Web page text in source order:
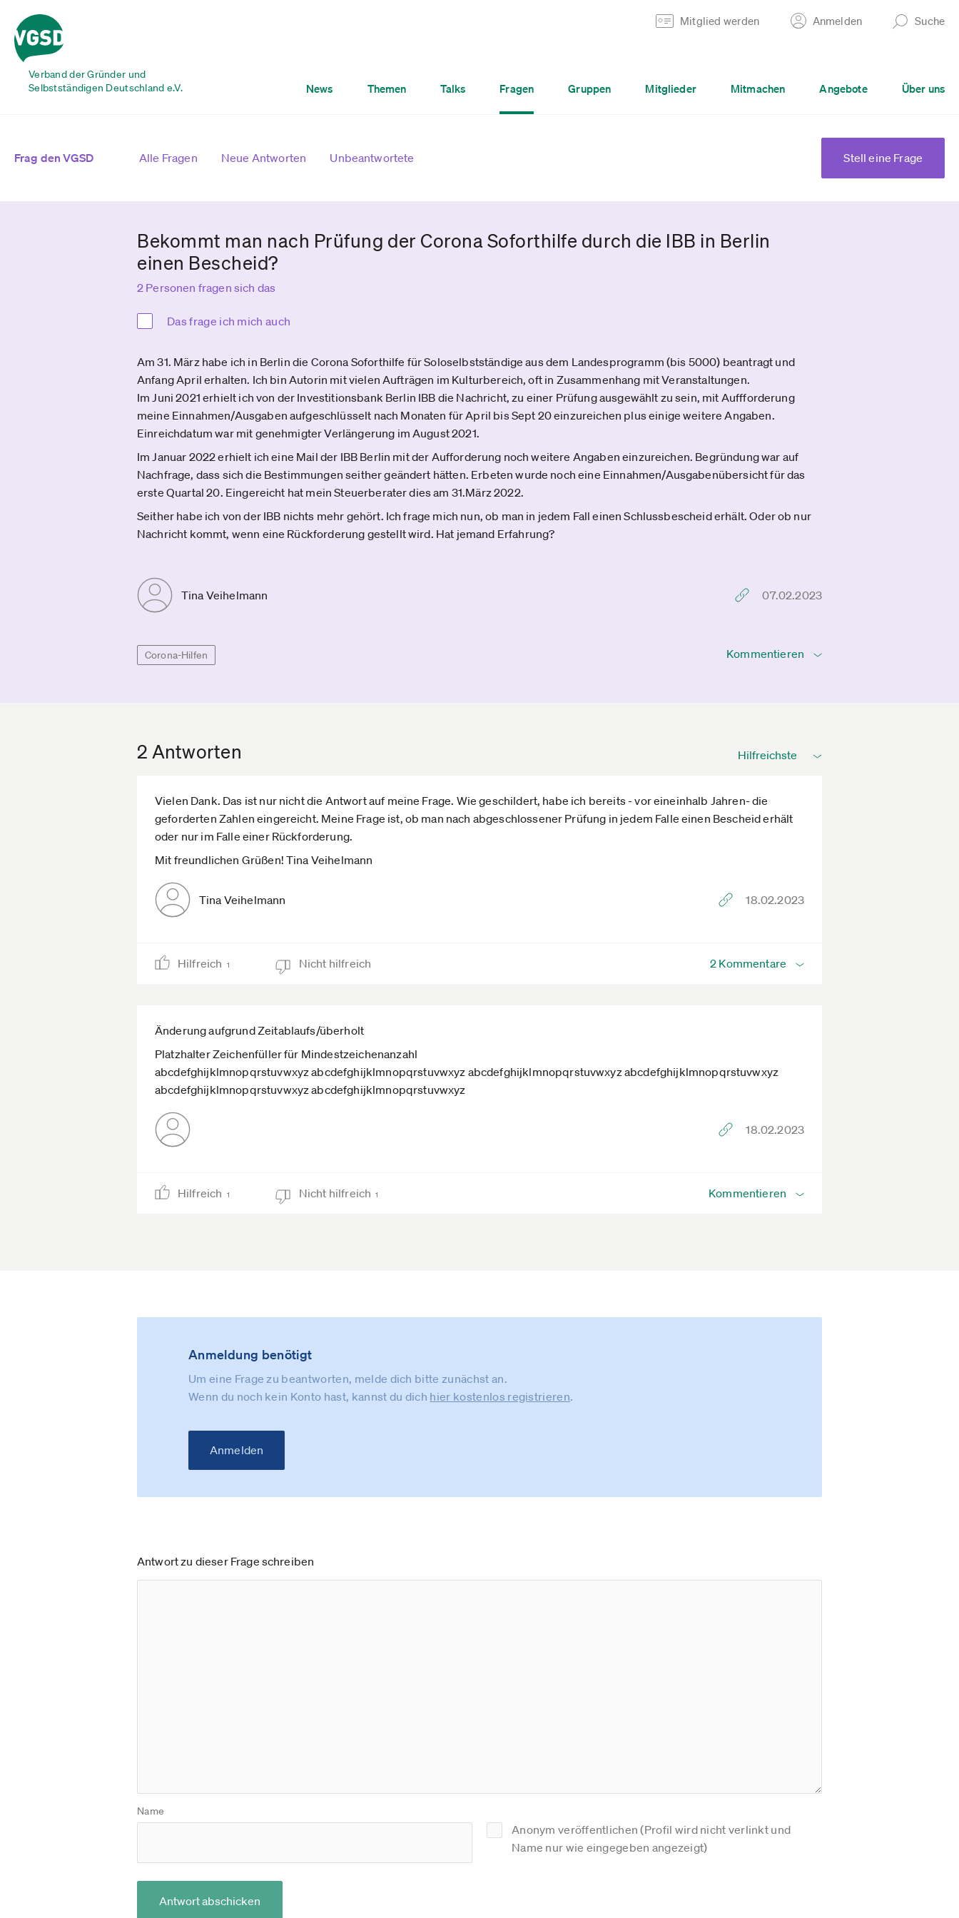
Verband der Gründer und
Selbstständigen Deutschland e.V.
Mitglied werden Anmelden Suche
News Themen Talks Fragen Gruppen Mitglieder Mitmachen Angebote Über uns
Frag den VGSD Alle Fragen Neue Antworten Unbeantwortete Stell eine Frage
Bekommt man nach Prüfung der Corona Soforthilfe durch die IBB in Berlin
einen Bescheid?
2 Personen fragen sich das
Das frage ich mich auch
Am 31. März habe ich in Berlin die Corona Soforthilfe für Soloselbstständige aus dem Landesprogramm (bis 5000) beantragt und
Anfang April erhalten. Ich bin Autorin mit vielen Aufträgen im Kulturbereich, oft in Zusammenhang mit Veranstaltungen.
Im Juni 2021 erhielt ich von der Investitionsbank Berlin IBB die Nachricht, zu einer Prüfung ausgewählt zu sein, mit Auffforderung
meine Einnahmen/Ausgaben aufgeschlüsselt nach Monaten für April bis Sept 20 einzureichen plus einige weitere Angaben.
Einreichdatum war mit genehmigter Verlängerung im August 2021.
Im Januar 2022 erhielt ich eine Mail der IBB Berlin mit der Aufforderung noch weitere Angaben einzureichen. Begründung war auf
Nachfrage, dass sich die Bestimmungen seither geändert hätten. Erbeten wurde noch eine Einnahmen/Ausgabenübersicht für das
erste Quartal 20. Eingereicht hat mein Steuerberater dies am 31.März 2022.
Seither habe ich von der IBB nichts mehr gehört. Ich frage mich nun, ob man in jedem Fall einen Schlussbescheid erhält. Oder ob nur
Nachricht kommt, wenn eine Rückforderung gestellt wird. Hat jemand Erfahrung?
Tina Veihelmann 07.02.2023
Corona-Hilfen Kommentieren
2 Antworten
Vielen Dank. Das ist nur nicht die Antwort auf meine Frage. Wie geschildert, habe ich bereits - vor eineinhalb Jahren- die
geforderten Zahlen eingereicht. Meine Frage ist, ob man nach abgeschlossener Prüfung in jedem Falle einen Bescheid erhält
oder nur im Falle einer Rückforderung.
Mit freundlichen Grüßen! Tina Veihelmann
Tina Veihelmann 18.02.2023
Hilfreich 1 Nicht hilfreich 2 Kommentare
Änderung aufgrund Zeitablaufs/überholt
Platzhalter Zeichenfüller für Mindestzeichenanzahl
abcdefghijklmnopqrstuvwxyz abcdefghijklmnopqrstuvwxyz abcdefghijklmnopqrstuvwxyz abcdefghijklmnopqrstuvwxyz
abcdefghijklmnopqrstuvwxyz abcdefghijklmnopqrstuvwxyz
18.02.2023
Hilfreich 1 Nicht hilfreich 1 Kommentieren
Anmeldung benötigt
Um eine Frage zu beantworten, melde dich bitte zunächst an.
Wenn du noch kein Konto hast, kannst du dich hier kostenlos registrieren.
Anmelden
Antwort zu dieser Frage schreiben
Name
Anonym veröffentlichen (Profil wird nicht verlinkt und
Name nur wie eingegeben angezeigt)
Antwort abschicken